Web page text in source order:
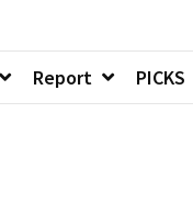
Report PICKS